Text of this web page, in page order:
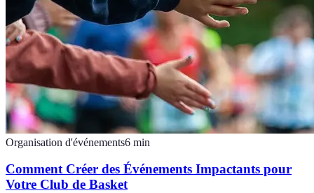
Organisation d'événements6 min
Comment Créer des Événements Impactants pour
Votre Club de Basket